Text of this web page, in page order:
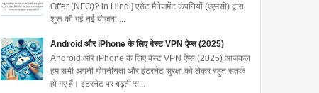
Offer (NFO)? in Hindi] एसेट मैनेजमेंट कंपनियों (एएमसी) द्वारा
शुरू की गई नई योजना ...
Android और iPhone के लिए बेस्ट VPN ऐप्स (2025)
Android और iPhone के लिए बेस्ट VPN ऐप्स (2025) आजकल
हम सभी अपनी गोपनीयता और इंटरनेट सुरक्षा को लेकर बहुत सतर्क
हो गए हैं। इंटरनेट पर बढ़ती स...